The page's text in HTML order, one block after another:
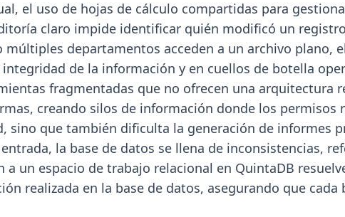
el uso de hojas de cálculo compartidas para
claro impide identificar quién modificó un
múltiples departamentos acceden a un archivo
de la información y en cuellos de botella
fragmentadas que no ofrecen una
creando silos de información donde los
sino que también dificulta la generación de informes
la base de datos se llena de inconsistencias,
a un espacio de trabajo relacional en QuintaDB
realizada en la base de datos, asegurando que